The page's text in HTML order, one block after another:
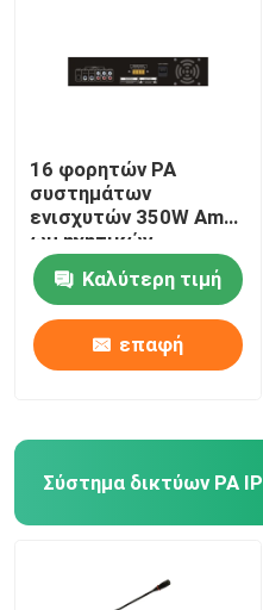
16 φορητών PA
συστημάτων
ενισχυτών 350W Ampli
ωμ ηχητικών
συστημάτων δύναμης
Καλύτερη τιμή
επαφή
Σύστημα δικτύων PA IP